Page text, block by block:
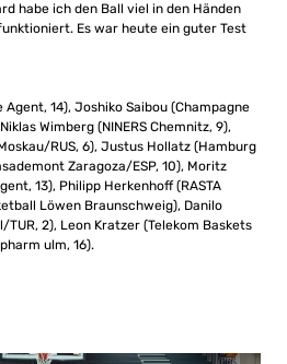
habe ich den Ball viel in den Händen
Es war heute ein guter Test
14), Joshiko Saibou (Champagne
Wimberg (NINERS Chemnitz, 9),
RUS, 6), Justus Hollatz (Hamburg
Zaragoza/ESP, 10), Moritz
13), Philipp Herkenhoff (RASTA
Löwen Braunschweig), Danilo
2), Leon Kratzer (Telekom Baskets
ulm, 16).